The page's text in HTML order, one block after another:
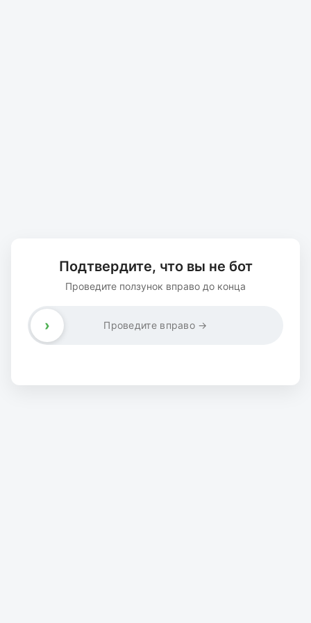
Подтвердите, что вы не бот
Проведите ползунок вправо до конца
Проведите вправо →
›